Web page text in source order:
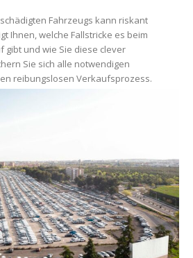
Fahrzeugs kann riskant
Ihnen, welche Fallstricke es beim
gibt und wie Sie diese clever
Sie sich alle notwendigen
reibungslosen Verkaufsprozess.